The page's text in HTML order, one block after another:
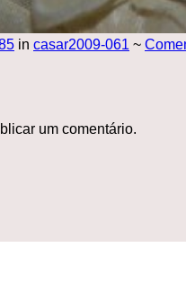
in casar2009-061 ~
um comentário.